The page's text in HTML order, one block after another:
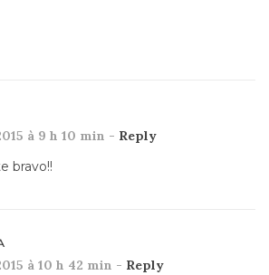
à 9 h 10 min - Reply
bravo!!
à 10 h 42 min - Reply